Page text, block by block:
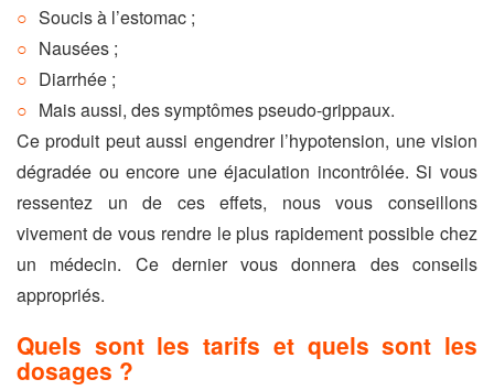
Soucis à l’estomac ;
Nausées ;
Diarrhée ;
Mais aussi, des symptômes pseudo-grippaux.
Ce produit peut aussi engendrer l’hypotension, une vision
dégradée ou encore une éjaculation incontrôlée. Si vous
ressentez un de ces effets, nous vous conseillons
vivement de vous rendre le plus rapidement possible chez
un médecin. Ce dernier vous donnera des conseils
appropriés.
Quels sont les tarifs et quels sont les
dosages ?